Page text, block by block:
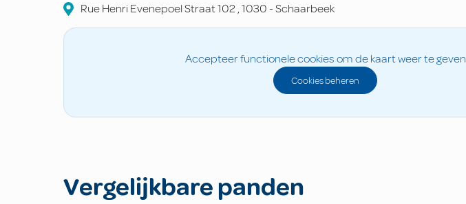
Rue Henri Evenepoel Straat102,1030-Schaarbeek
Accepteer functionele cookies om de kaart weer te geven
Cookies beheren
Vergelijkbare panden